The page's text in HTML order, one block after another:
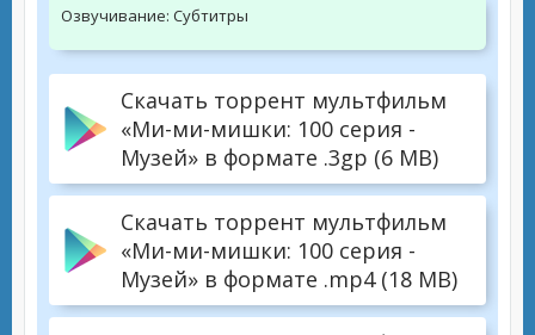
Озвучивание: Субтитры
Скачать торрент мультфильм
«Ми-ми-мишки: 100 серия -
Музей» в формате .3gp (6 MB)
Скачать торрент мультфильм
«Ми-ми-мишки: 100 серия -
Музей» в формате .mp4 (18 MB)